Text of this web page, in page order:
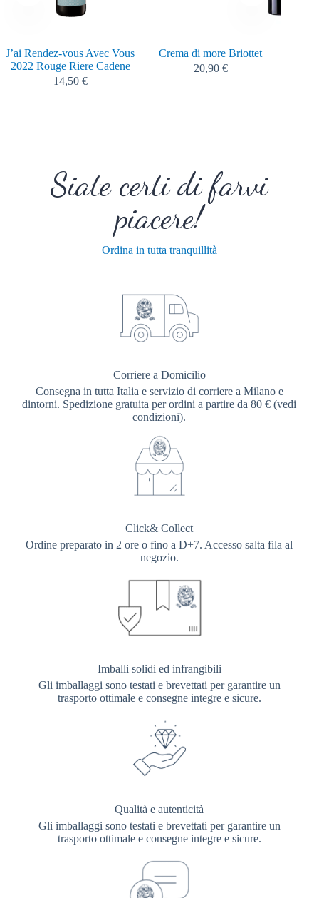
J’ai Rendez-vous Avec Vous
2022 Rouge Riere Cadene
14,50 €
Crema di more Briottet
20,90 €
Siate certi di farvi
piacere!
Ordina in tutta tranquillità
Corriere a Domicilio
Consegna in tutta Italia e servizio di corriere a Milano e
dintorni. Spedizione gratuita per ordini a partire da 80 € (vedi
condizioni).
Click& Collect
Ordine preparato in 2 ore o fino a D+7. Accesso salta fila al
negozio.
Imballi solidi ed infrangibili
Gli imballaggi sono testati e brevettati per garantire un
trasporto ottimale e consegne integre e sicure.
Qualità e autenticità
Gli imballaggi sono testati e brevettati per garantire un
trasporto ottimale e consegne integre e sicure.